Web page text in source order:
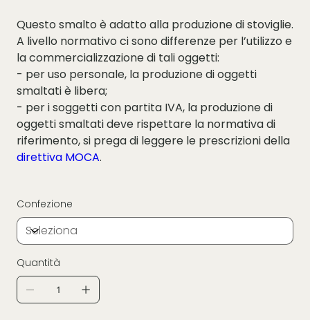
Questo smalto è adatto alla produzione di stoviglie.
A livello normativo ci sono differenze per l’utilizzo e
la commercializzazione di tali oggetti:
- per uso personale, la produzione di oggetti
smaltati è libera;
- per i soggetti con partita IVA, la produzione di
oggetti smaltati deve rispettare la normativa di
riferimento, si prega di leggere le prescrizioni della
direttiva MOCA.
Confezione
Quantità